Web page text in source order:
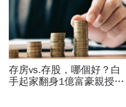
存房vs.存股，哪個好？白
手起家翻身1億富豪親授：